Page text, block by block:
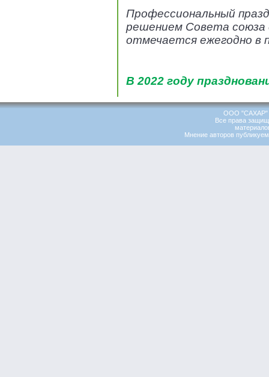
Профессиональный
решением Совета союза
отмечается ежегодно в
В 2022 году
ООО "САХАР"
Все права
Мнение авторов